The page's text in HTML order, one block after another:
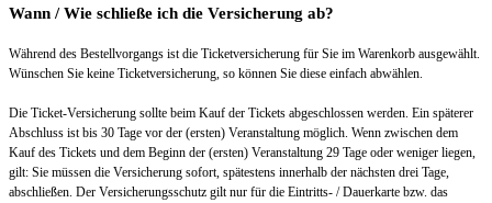
Wann / Wie schließe ich die Versicherung ab?
Während des Bestellvorgangs ist die Ticketversicherung für Sie im Warenkorb ausgewählt.
Wünschen Sie keine Ticketversicherung, so können Sie diese einfach abwählen.
Die Ticket-Versicherung sollte beim Kauf der Tickets abgeschlossen werden. Ein späterer
Abschluss ist bis 30 Tage vor der (ersten) Veranstaltung möglich. Wenn zwischen dem
Kauf des Tickets und dem Beginn der (ersten) Veranstaltung 29 Tage oder weniger liegen,
gilt: Sie müssen die Versicherung sofort, spätestens innerhalb der nächsten drei Tage,
abschließen. Der Versicherungsschutz gilt nur für die Eintritts- / Dauerkarte bzw. das